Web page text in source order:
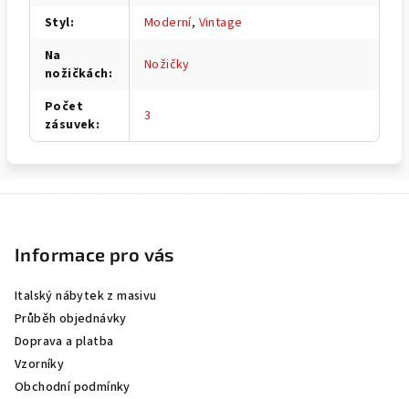
Styl: Moderní, Vintage
Na
nožičkách: Nožičky
Počet
zásuvek: 3
Informace pro vás
Italský nábytek z masivu
Průběh objednávky
Doprava a platba
Vzorníky
Obchodní podmínky